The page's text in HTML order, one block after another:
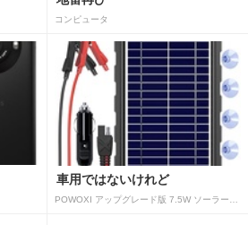
コンピュータ
車用ではないけれど